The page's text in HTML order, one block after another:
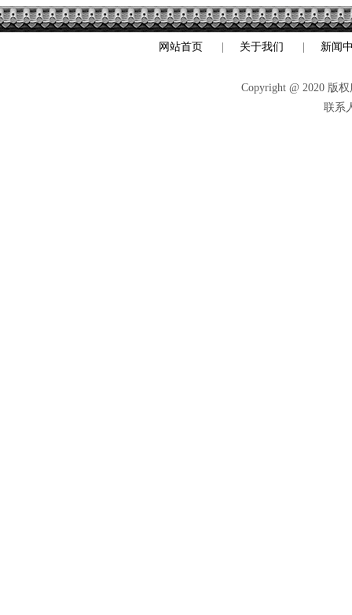
网站首页 关于我们 新闻
Copyright @ 2020 版
联系